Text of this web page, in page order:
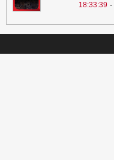
-
18:33:39